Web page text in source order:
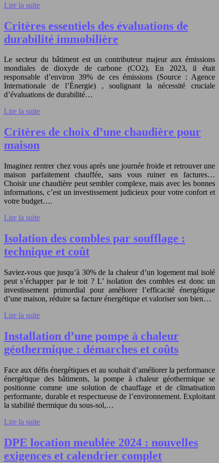
Lire la suite
Critères essentiels des évaluations de
durabilité immobilière
Le secteur du bâtiment est un contributeur majeur aux émissions
mondiales de dioxyde de carbone (CO2). En 2023, il était
responsable d’environ 39% de ces émissions (Source : Agence
Internationale de l’Énergie) , soulignant la nécessité cruciale
d’évaluations de durabilité…
Lire la suite
Critères de choix d’une chaudière pour
maison
Imaginez rentrer chez vous après une journée froide et retrouver une
maison parfaitement chauffée, sans vous ruiner en factures…
Choisir une chaudière peut sembler complexe, mais avec les bonnes
informations, c’est un investissement judicieux pour votre confort et
votre budget….
Lire la suite
Isolation des combles par soufflage :
technique et coût
Saviez-vous que jusqu’à 30% de la chaleur d’un logement mal isolé
peut s’échapper par le toit ? L’ isolation des combles est donc un
investissement primordial pour améliorer l’efficacité énergétique
d’une maison, réduire sa facture énergétique et valoriser son bien…
Lire la suite
Installation d’une pompe à chaleur
géothermique : démarches et coûts
Face aux défis énergétiques et au souhait d’améliorer la performance
énergétique des bâtiments, la pompe à chaleur géothermique se
positionne comme une solution de chauffage et de climatisation
performante, durable et respectueuse de l’environnement. Exploitant
la stabilité thermique du sous-sol,…
Lire la suite
DPE location meublée 2024 : nouvelles
exigences et calendrier complet